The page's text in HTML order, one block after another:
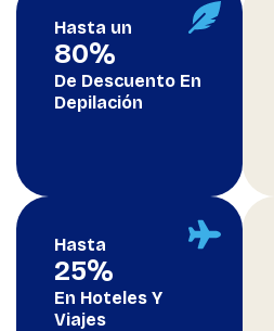
Hasta un
80%
De Descuento En
Depilación
Hasta
25%
En Hoteles Y
Viajes